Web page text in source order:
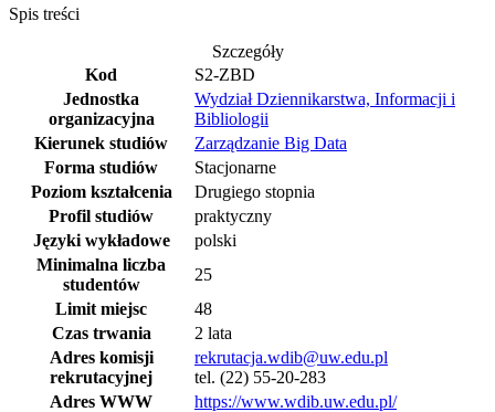
Spis treści
Szczegóły
Kod
S2-ZBD
Jednostka
organizacyjna
Wydział Dziennikarstwa, Informacji i
Bibliologii
Kierunek studiów
Zarządzanie Big Data
Forma studiów
Stacjonarne
Poziom kształcenia
Drugiego stopnia
Profil studiów
praktyczny
Języki wykładowe
polski
Minimalna liczba
studentów
25
Limit miejsc
48
Czas trwania
2 lata
Adres komisji
rekrutacyjnej
rekrutacja.wdib@uw.edu.pl
tel. (22) 55-20-283
Adres WWW
https://www.wdib.uw.edu.pl/